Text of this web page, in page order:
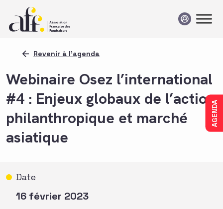
AGENDA
Revenir à l'agenda
Webinaire Osez l’international
#4 : Enjeux globaux de l’action
philanthropique et marché
asiatique
Date
16 février 2023